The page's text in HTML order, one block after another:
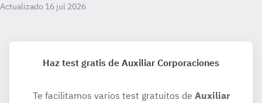
Actualizado 16 jul 2026
Haz test gratis de Auxiliar Corporaciones
Te facilitamos varios test gratuitos de Auxiliar